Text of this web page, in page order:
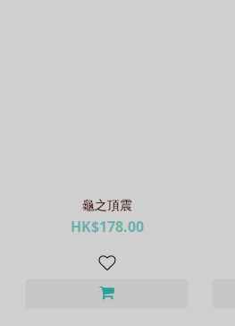
龜之頂震
HK$178.00